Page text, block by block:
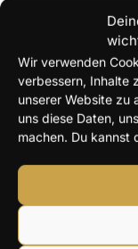
Wir verwenden
verbessern, Inhalte
unserer Website zu
uns diese Daten,
machen. Du kannst
Produktdetails
Der Anhänger
zentral
misst dieser etwa
zusätzliche
feine Lichtwirkung
überlagern.
Als Material nennt
wird eine